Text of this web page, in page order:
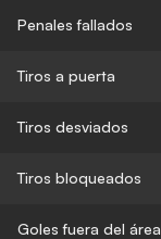
Penales fallados
Tiros a puerta
Tiros desviados
Tiros bloqueados
Goles fuera del área